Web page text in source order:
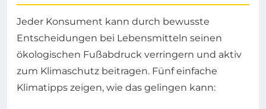
Jeder Konsument kann durch bewusste
Entscheidungen bei Lebensmitteln seinen
ökologischen Fußabdruck verringern und aktiv
zum Klimaschutz beitragen. Fünf einfache
Klimatipps zeigen, wie das gelingen kann: